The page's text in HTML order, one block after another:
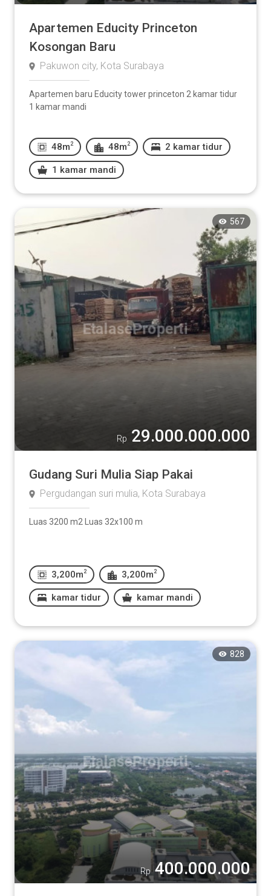
Apartemen Educity Princeton
Kosongan Baru
Pakuwon city, Kota Surabaya
Apartemen baru Educity tower princeton 2 kamar tidur
1 kamar mandi
48m 2 48m 2 2 kamar tidur
1 kamar mandi
567
Rp 29.000.000.000
Gudang Suri Mulia Siap Pakai
Pergudangan suri mulia, Kota Surabaya
Luas 3200 m2 Luas 32x100 m
3,200m 2 3,200m 2
kamar tidur kamar mandi
828
Rp 400.000.000